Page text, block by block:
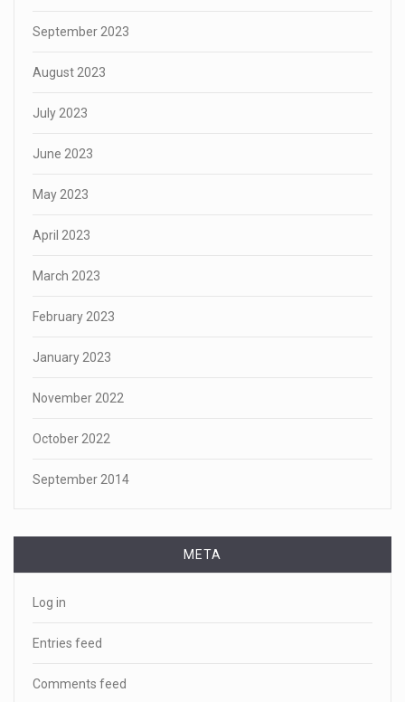
September 2023
August 2023
July 2023
June 2023
May 2023
April 2023
March 2023
February 2023
January 2023
November 2022
October 2022
September 2014
META
Log in
Entries feed
Comments feed